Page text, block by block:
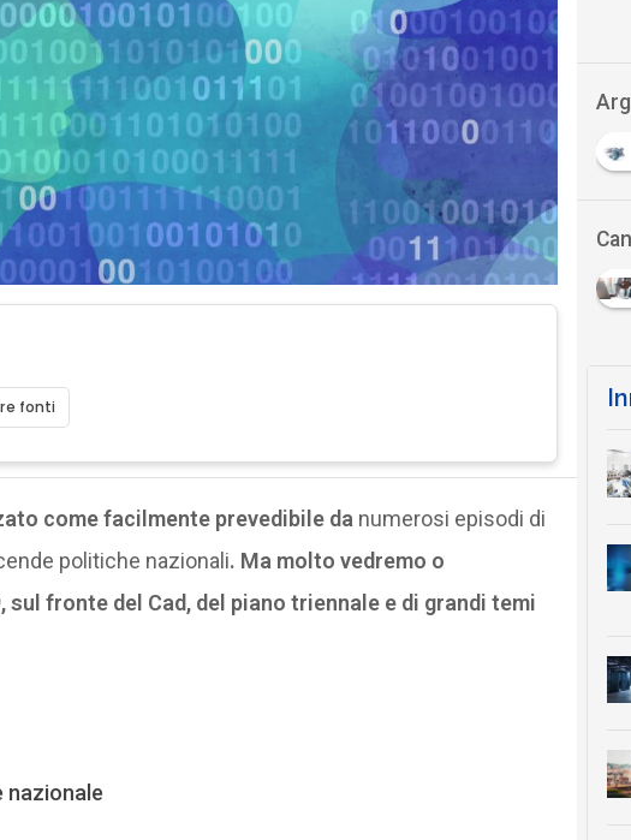
fonti
come facilmente prevedibile da numerosi episodi di
politiche nazionali. Ma molto vedremo o
fronte del Cad, del piano triennale e di grandi temi
nazionale
Agid Agenzia per l'Italia Digitale
A Anagrafe unica